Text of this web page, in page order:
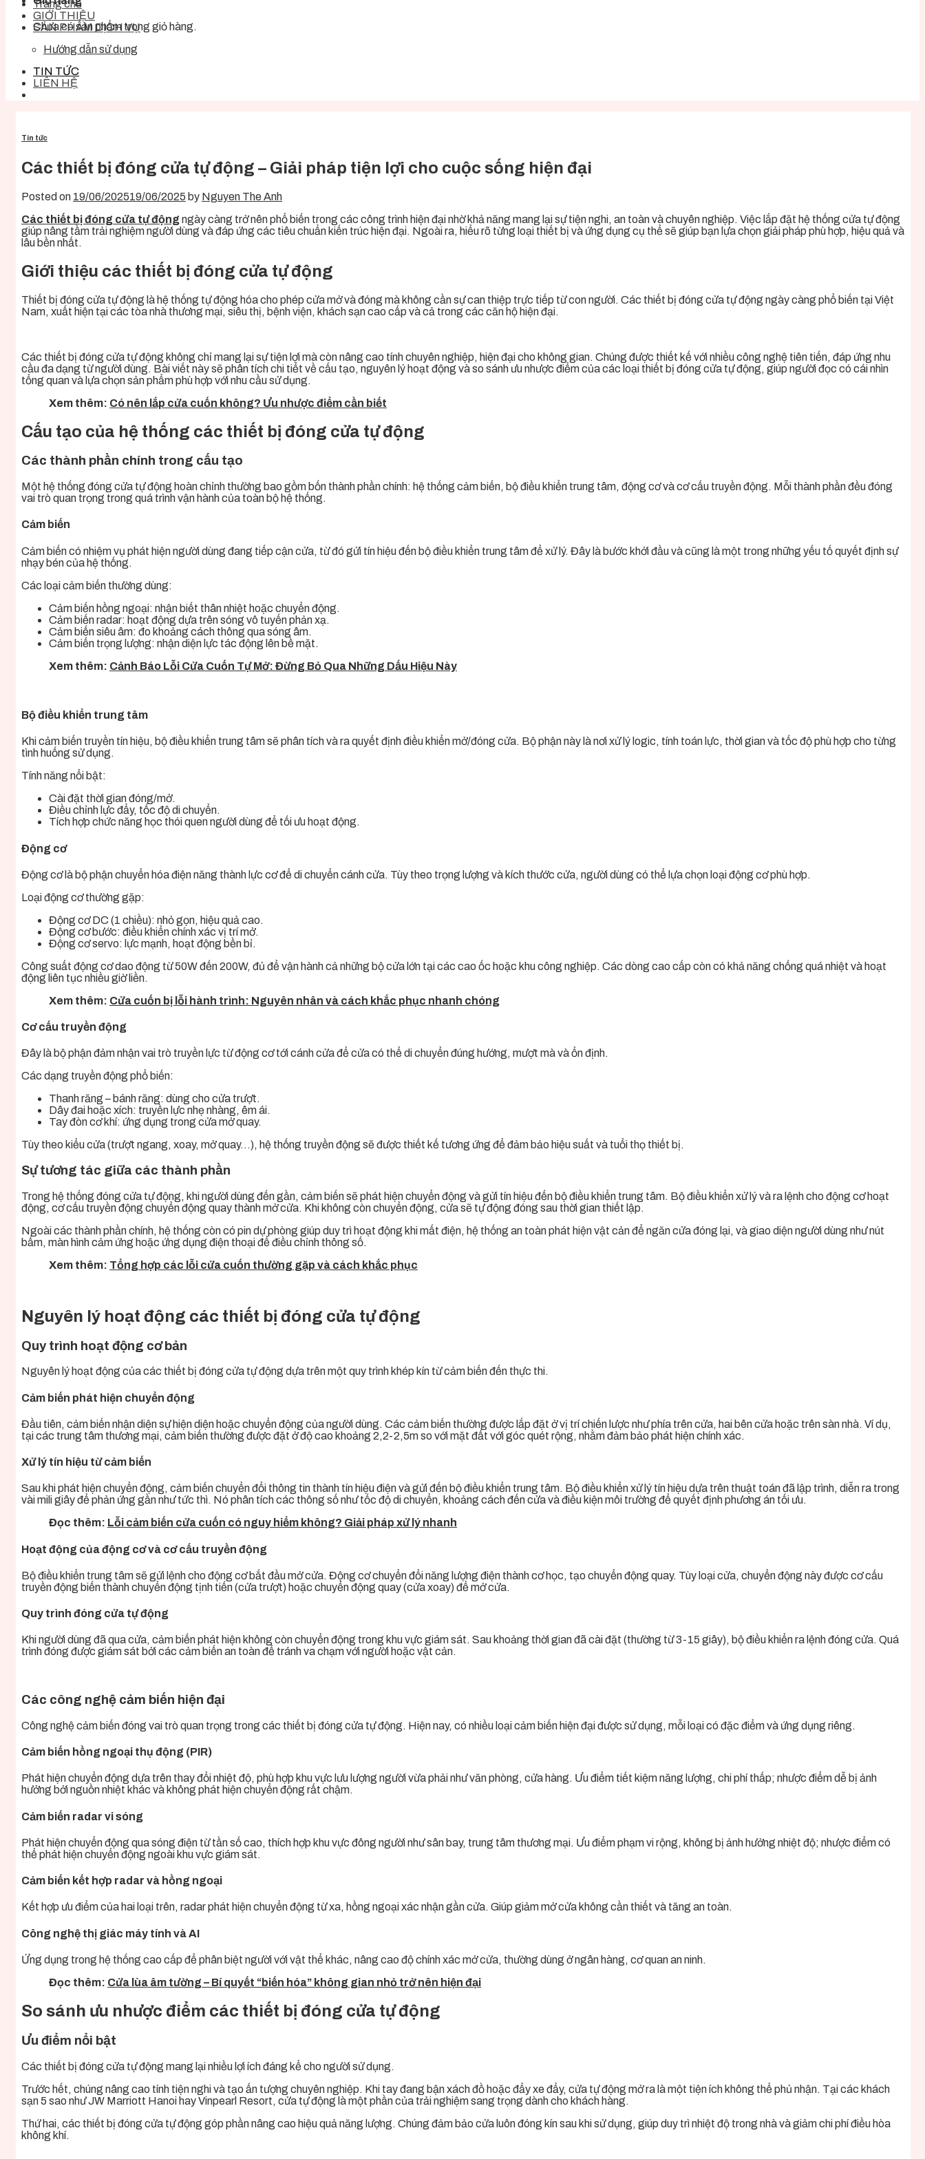
Chưa có sản phẩm trong giỏ hàng.
Trang chủ
GIỚI THIỆU
SẢN PHẨM DỊCH VỤ
Hướng dẫn sử dụng
TIN TỨC
LIÊN HỆ
Tin tức
Các thiết bị đóng cửa tự động – Giải pháp tiện lợi cho cuộc sống hiện đại
Posted on 19/06/202519/06/2025 by Nguyen The Anh
Các thiết bị đóng cửa tự động ngày càng trở nên phổ biến trong các công trình hiện đại nhờ khả năng mang lại sự tiện nghi, an toàn và chuyên nghiệp. Việc lắp đặt hệ thống cửa tự động
giúp nâng tầm trải nghiệm người dùng và đáp ứng các tiêu chuẩn kiến trúc hiện đại. Ngoài ra, hiểu rõ từng loại thiết bị và ứng dụng cụ thể sẽ giúp bạn lựa chọn giải pháp phù hợp, hiệu quả và
lâu bền nhất.
Giới thiệu các thiết bị đóng cửa tự động
Thiết bị đóng cửa tự động là hệ thống tự động hóa cho phép cửa mở và đóng mà không cần sự can thiệp trực tiếp từ con người. Các thiết bị đóng cửa tự động ngày càng phổ biến tại Việt
Nam, xuất hiện tại các tòa nhà thương mại, siêu thị, bệnh viện, khách sạn cao cấp và cả trong các căn hộ hiện đại.
Các thiết bị đóng cửa tự động không chỉ mang lại sự tiện lợi mà còn nâng cao tính chuyên nghiệp, hiện đại cho không gian. Chúng được thiết kế với nhiều công nghệ tiên tiến, đáp ứng nhu
cầu đa dạng từ người dùng. Bài viết này sẽ phân tích chi tiết về cấu tạo, nguyên lý hoạt động và so sánh ưu nhược điểm của các loại thiết bị đóng cửa tự động, giúp người đọc có cái nhìn
tổng quan và lựa chọn sản phẩm phù hợp với nhu cầu sử dụng.
Xem thêm: Có nên lắp cửa cuốn không? Ưu nhược điểm cần biết
Cấu tạo của hệ thống các thiết bị đóng cửa tự động
Các thành phần chính trong cấu tạo
Một hệ thống đóng cửa tự động hoàn chỉnh thường bao gồm bốn thành phần chính: hệ thống cảm biến, bộ điều khiển trung tâm, động cơ và cơ cấu truyền động. Mỗi thành phần đều đóng
vai trò quan trọng trong quá trình vận hành của toàn bộ hệ thống.
Cảm biến
Cảm biến có nhiệm vụ phát hiện người dùng đang tiếp cận cửa, từ đó gửi tín hiệu đến bộ điều khiển trung tâm để xử lý. Đây là bước khởi đầu và cũng là một trong những yếu tố quyết định sự
nhạy bén của hệ thống.
Các loại cảm biến thường dùng:
Cảm biến hồng ngoại: nhận biết thân nhiệt hoặc chuyển động.
Cảm biến radar: hoạt động dựa trên sóng vô tuyến phản xạ.
Cảm biến siêu âm: đo khoảng cách thông qua sóng âm.
Cảm biến trọng lượng: nhận diện lực tác động lên bề mặt.
Xem thêm: Cảnh Báo Lỗi Cửa Cuốn Tự Mở: Đừng Bỏ Qua Những Dấu Hiệu Này
Bộ điều khiển trung tâm
Khi cảm biến truyền tín hiệu, bộ điều khiển trung tâm sẽ phân tích và ra quyết định điều khiển mở/đóng cửa. Bộ phận này là nơi xử lý logic, tính toán lực, thời gian và tốc độ phù hợp cho từng
tình huống sử dụng.
Tính năng nổi bật:
Cài đặt thời gian đóng/mở.
Điều chỉnh lực đẩy, tốc độ di chuyển.
Tích hợp chức năng học thói quen người dùng để tối ưu hoạt động.
Động cơ
Động cơ là bộ phận chuyển hóa điện năng thành lực cơ để di chuyển cánh cửa. Tùy theo trọng lượng và kích thước cửa, người dùng có thể lựa chọn loại động cơ phù hợp.
Loại động cơ thường gặp:
Động cơ DC (1 chiều): nhỏ gọn, hiệu quả cao.
Động cơ bước: điều khiển chính xác vị trí mở.
Động cơ servo: lực mạnh, hoạt động bền bỉ.
Công suất động cơ dao động từ 50W đến 200W, đủ để vận hành cả những bộ cửa lớn tại các cao ốc hoặc khu công nghiệp. Các dòng cao cấp còn có khả năng chống quá nhiệt và hoạt
động liên tục nhiều giờ liền.
Xem thêm: Cửa cuốn bị lỗi hành trình: Nguyên nhân và cách khắc phục nhanh chóng
Cơ cấu truyền động
Đây là bộ phận đảm nhận vai trò truyền lực từ động cơ tới cánh cửa để cửa có thể di chuyển đúng hướng, mượt mà và ổn định.
Các dạng truyền động phổ biến:
Thanh răng – bánh răng: dùng cho cửa trượt.
Dây đai hoặc xích: truyền lực nhẹ nhàng, êm ái.
Tay đòn cơ khí: ứng dụng trong cửa mở quay.
Tùy theo kiểu cửa (trượt ngang, xoay, mở quay…), hệ thống truyền động sẽ được thiết kế tương ứng để đảm bảo hiệu suất và tuổi thọ thiết bị.
Sự tương tác giữa các thành phần
Trong hệ thống đóng cửa tự động, khi người dùng đến gần, cảm biến sẽ phát hiện chuyển động và gửi tín hiệu đến bộ điều khiển trung tâm. Bộ điều khiển xử lý và ra lệnh cho động cơ hoạt
động, cơ cấu truyền động chuyển động quay thành mở cửa. Khi không còn chuyển động, cửa sẽ tự động đóng sau thời gian thiết lập.
Ngoài các thành phần chính, hệ thống còn có pin dự phòng giúp duy trì hoạt động khi mất điện, hệ thống an toàn phát hiện vật cản để ngăn cửa đóng lại, và giao diện người dùng như nút
bấm, màn hình cảm ứng hoặc ứng dụng điện thoại để điều chỉnh thông số.
Xem thêm: Tổng hợp các lỗi cửa cuốn thường gặp và cách khắc phục
Nguyên lý hoạt động các thiết bị đóng cửa tự động
Quy trình hoạt động cơ bản
Nguyên lý hoạt động của các thiết bị đóng cửa tự động dựa trên một quy trình khép kín từ cảm biến đến thực thi.
Cảm biến phát hiện chuyển động
Đầu tiên, cảm biến nhận diện sự hiện diện hoặc chuyển động của người dùng. Các cảm biến thường được lắp đặt ở vị trí chiến lược như phía trên cửa, hai bên cửa hoặc trên sàn nhà. Ví dụ,
tại các trung tâm thương mại, cảm biến thường được đặt ở độ cao khoảng 2,2-2,5m so với mặt đất với góc quét rộng, nhằm đảm bảo phát hiện chính xác.
Xử lý tín hiệu từ cảm biến
Sau khi phát hiện chuyển động, cảm biến chuyển đổi thông tin thành tín hiệu điện và gửi đến bộ điều khiển trung tâm. Bộ điều khiển xử lý tín hiệu dựa trên thuật toán đã lập trình, diễn ra trong
vài mili giây để phản ứng gần như tức thì. Nó phân tích các thông số như tốc độ di chuyển, khoảng cách đến cửa và điều kiện môi trường để quyết định phương án tối ưu.
Đọc thêm: Lỗi cảm biến cửa cuốn có nguy hiểm không? Giải pháp xử lý nhanh
Hoạt động của động cơ và cơ cấu truyền động
Bộ điều khiển trung tâm sẽ gửi lệnh cho động cơ bắt đầu mở cửa. Động cơ chuyển đổi năng lượng điện thành cơ học, tạo chuyển động quay. Tùy loại cửa, chuyển động này được cơ cấu
truyền động biến thành chuyển động tịnh tiến (cửa trượt) hoặc chuyển động quay (cửa xoay) để mở cửa.
Quy trình đóng cửa tự động
Khi người dùng đã qua cửa, cảm biến phát hiện không còn chuyển động trong khu vực giám sát. Sau khoảng thời gian đã cài đặt (thường từ 3-15 giây), bộ điều khiển ra lệnh đóng cửa. Quá
trình đóng được giám sát bởi các cảm biến an toàn để tránh va chạm với người hoặc vật cản.
Các công nghệ cảm biến hiện đại
Công nghệ cảm biến đóng vai trò quan trọng trong các thiết bị đóng cửa tự động. Hiện nay, có nhiều loại cảm biến hiện đại được sử dụng, mỗi loại có đặc điểm và ứng dụng riêng.
Cảm biến hồng ngoại thụ động (PIR)
Phát hiện chuyển động dựa trên thay đổi nhiệt độ, phù hợp khu vực lưu lượng người vừa phải như văn phòng, cửa hàng. Ưu điểm tiết kiệm năng lượng, chi phí thấp; nhược điểm dễ bị ảnh
hưởng bởi nguồn nhiệt khác và không phát hiện chuyển động rất chậm.
Cảm biến radar vi sóng
Phát hiện chuyển động qua sóng điện từ tần số cao, thích hợp khu vực đông người như sân bay, trung tâm thương mại. Ưu điểm phạm vi rộng, không bị ảnh hưởng nhiệt độ; nhược điểm có
thể phát hiện chuyển động ngoài khu vực giám sát.
Cảm biến kết hợp radar và hồng ngoại
Kết hợp ưu điểm của hai loại trên, radar phát hiện chuyển động từ xa, hồng ngoại xác nhận gần cửa. Giúp giảm mở cửa không cần thiết và tăng an toàn.
Công nghệ thị giác máy tính và AI
Ứng dụng trong hệ thống cao cấp để phân biệt người với vật thể khác, nâng cao độ chính xác mở cửa, thường dùng ở ngân hàng, cơ quan an ninh.
Đọc thêm: Cửa lùa âm tường – Bí quyết “biến hóa” không gian nhỏ trở nên hiện đại
So sánh ưu nhược điểm các thiết bị đóng cửa tự động
Ưu điểm nổi bật
Các thiết bị đóng cửa tự động mang lại nhiều lợi ích đáng kể cho người sử dụng.
Trước hết, chúng nâng cao tính tiện nghi và tạo ấn tượng chuyên nghiệp. Khi tay đang bận xách đồ hoặc đẩy xe đẩy, cửa tự động mở ra là một tiện ích không thể phủ nhận. Tại các khách
sạn 5 sao như JW Marriott Hanoi hay Vinpearl Resort, cửa tự động là một phần của trải nghiệm sang trọng dành cho khách hàng.
Thứ hai, các thiết bị đóng cửa tự động góp phần nâng cao hiệu quả năng lượng. Chúng đảm bảo cửa luôn đóng kín sau khi sử dụng, giúp duy trì nhiệt độ trong nhà và giảm chi phí điều hòa
không khí.